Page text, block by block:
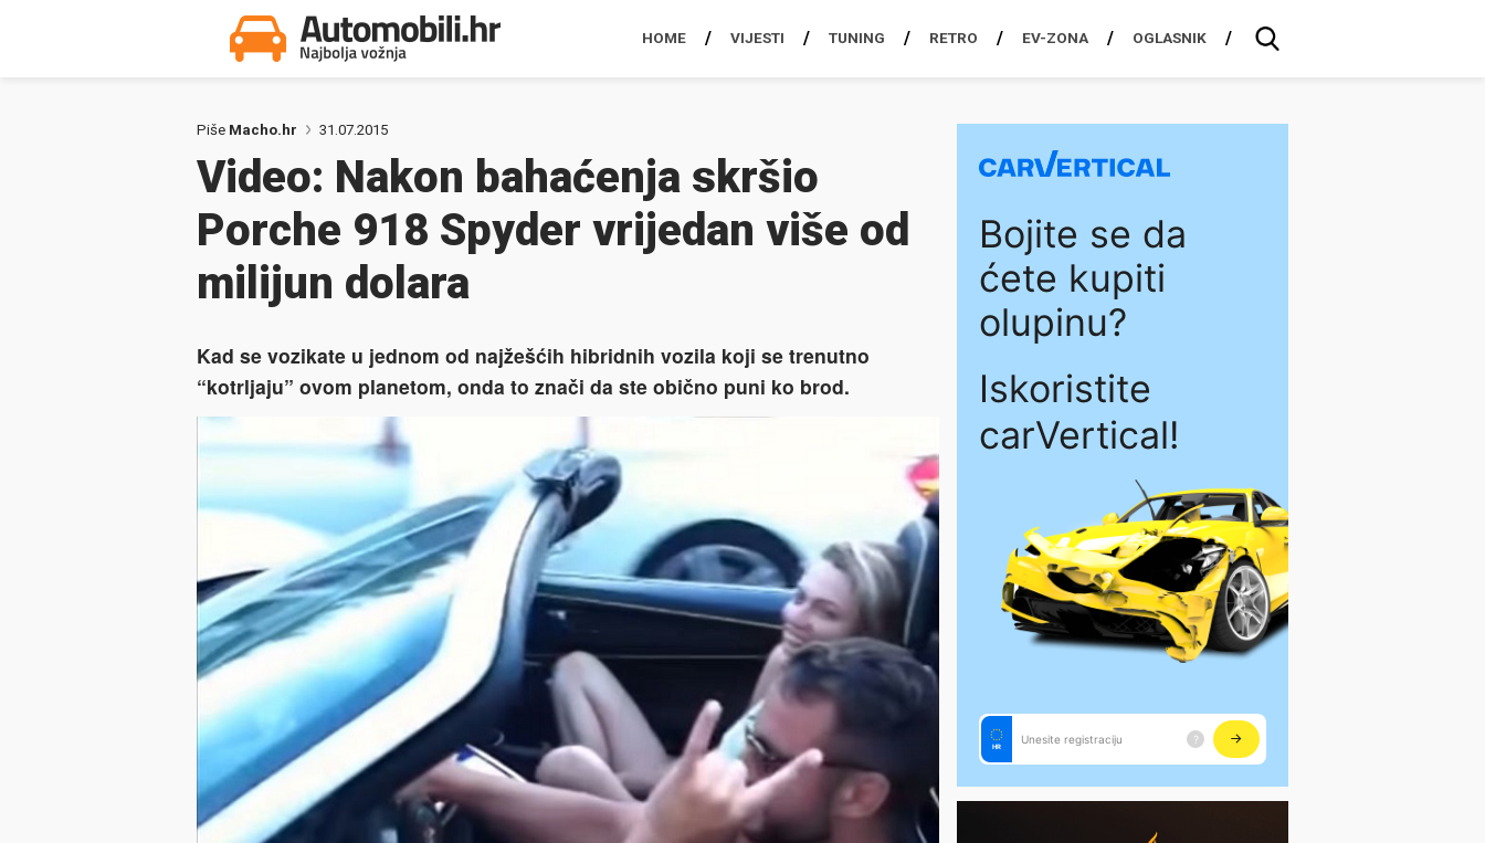
HOME VIJESTI TUNING RETRO EV-ZONA OGLASNIK
Piše Macho.hr 31.07.2015
Video: Nakon bahaćenja skršio
Porche 918 Spyder vrijedan više od
milijun dolara
Kad se vozikate u jednom od najžešćih hibridnih vozila koji se trenutno
“kotrljaju” ovom planetom, onda to znači da ste obično puni ko brod.